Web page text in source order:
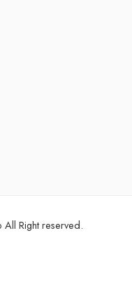
Right reserved.